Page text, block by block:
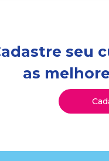
seu
as